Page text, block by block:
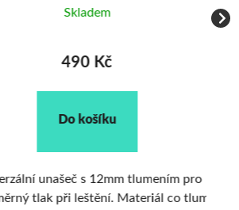
Skladem
490 Kč
Do košíku
unašeč s 12mm tlumením pro
tlak při leštění. Materiál co tlumí